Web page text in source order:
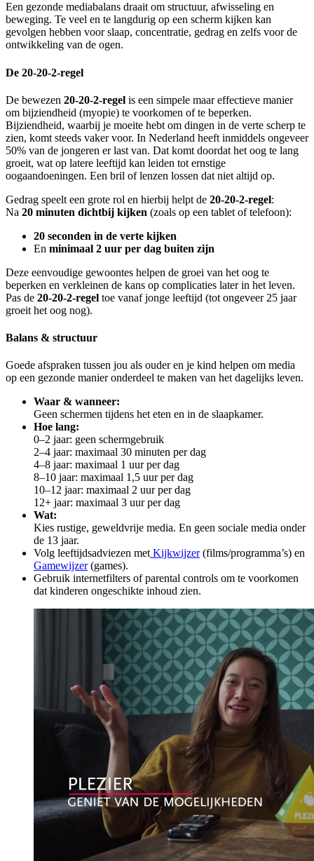
Een gezonde mediabalans draait om structuur, afwisseling en
beweging. Te veel en te langdurig op een scherm kijken kan
gevolgen hebben voor slaap, concentratie, gedrag en zelfs voor de
ontwikkeling van de ogen.
De 20-20-2-regel
De bewezen 20-20-2-regel is een simpele maar effectieve manier
om bijziendheid (myopie) te voorkomen of te beperken.
Bijziendheid, waarbij je moeite hebt om dingen in de verte scherp te
zien, komt steeds vaker voor. In Nederland heeft inmiddels ongeveer
50% van de jongeren er last van. Dat komt doordat het oog te lang
groeit, wat op latere leeftijd kan leiden tot ernstige
oogaandoeningen. Een bril of lenzen lossen dat niet altijd op.
Gedrag speelt een grote rol en hierbij helpt de 20-20-2-regel:
Na 20 minuten dichtbij kijken (zoals op een tablet of telefoon):
20 seconden in de verte kijken
En minimaal 2 uur per dag buiten zijn
Deze eenvoudige gewoontes helpen de groei van het oog te
beperken en verkleinen de kans op complicaties later in het leven.
Pas de 20-20-2-regel toe vanaf jonge leeftijd (tot ongeveer 25 jaar
groeit het oog nog).
Balans & structuur
Goede afspraken tussen jou als ouder en je kind helpen om media
op een gezonde manier onderdeel te maken van het dagelijks leven.
Waar & wanneer:
Geen schermen tijdens het eten en in de slaapkamer.
Hoe lang:
0–2 jaar: geen schermgebruik
2–4 jaar: maximaal 30 minuten per dag
4–8 jaar: maximaal 1 uur per dag
8–10 jaar: maximaal 1,5 uur per dag
10–12 jaar: maximaal 2 uur per dag
12+ jaar: maximaal 3 uur per dag
Wat:
Kies rustige, geweldvrije media. En geen sociale media onder
de 13 jaar.
Volg leeftijdsadviezen met Kijkwijzer(films/programma’s) en
Gamewijzer(games).
Gebruik internetfilters of parental controls om te voorkomen
dat kinderen ongeschikte inhoud zien.